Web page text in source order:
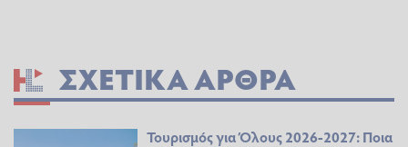
ΣΧΕΤΙΚΆ ΆΡΘΡΑ
Τουρισμός για Όλους 2026-2027: Ποια